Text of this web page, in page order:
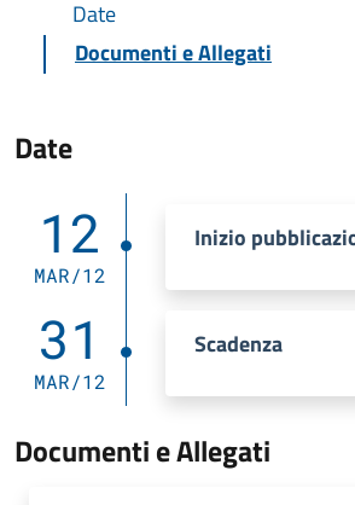
Date
Documenti e Allegati
Date
12
MAR/12
Inizio
31
MAR/12
Scadenza
Documenti e Allegati